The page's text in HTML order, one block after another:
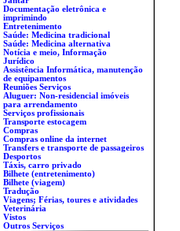
Documentação eletrônica e
imprimindo
Entretenimento
Saúde: Medicina tradicional
Saúde: Medicina alternativa
Notícia e meio, Informação
Jurídico
Assistência Informática, manutenção
de equipamentos
Reuniões Serviços
Aluguer: Non-residencial imóveis
para arrendamento
Serviços profissionais
Transporte estocagem
Compras
Сompras online da internet
Transfers e transporte de passageiros
Desportos
Táxis, carro privado
Bilhete (entretenimento)
Bilhete (viagem)
Tradução
Viagens; Férias, toures e atividades
Veterinária
Vistos
Outros Serviços